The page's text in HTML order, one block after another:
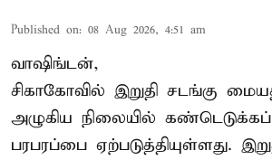
Published on: 08 Aug 2026, 4:51 am
வாஷிங்டன்,
சிகாகோவில் இறுதி சடங்கு
அழுகிய நிலையில்
பரபரப்பை ஏற்படுத்தியுள்ளது.